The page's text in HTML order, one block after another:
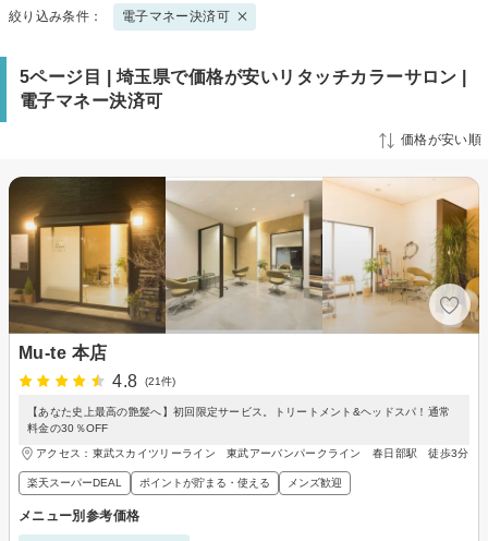
絞り込み条件： 電子マネー決済可
5ページ目 | 埼玉県で価格が安いリタッチカラーサロン |
電子マネー決済可
価格が安い順
Mu-te 本店
4.8
(21件)
【あなた史上最高の艶髪へ】初回限定サービス。トリートメント&ヘッドスパ！通常
料金の30％OFF
アクセス：東武スカイツリーライン 東武アーバンパークライン 春日部駅 徒歩3分
楽天スーパーDEAL ポイントが貯まる・使える メンズ歓迎
メニュー別参考価格